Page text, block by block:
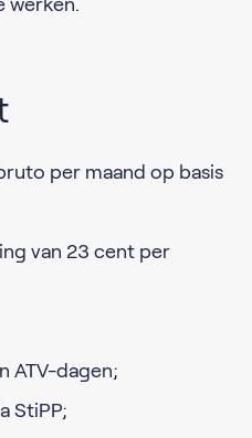
werken.
per maand op basis
van 23 cent per
ATV-dagen;
StiPP;